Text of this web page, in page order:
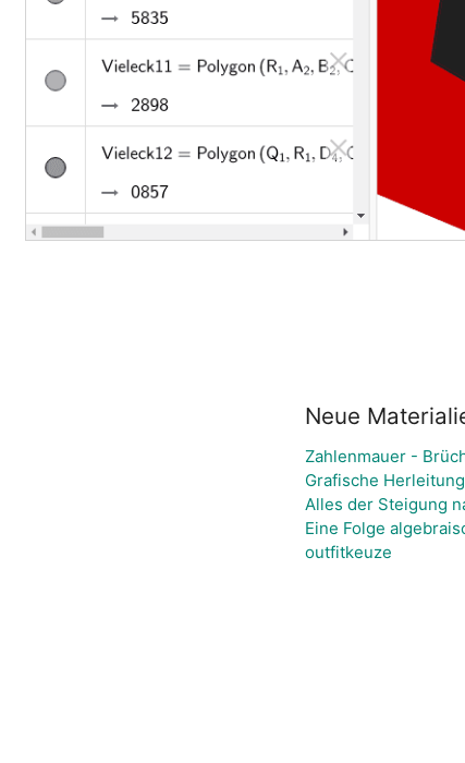
Neue
Zahlenmauer -
Grafische
Alles der Steigung
Eine Folge
outfitkeuze